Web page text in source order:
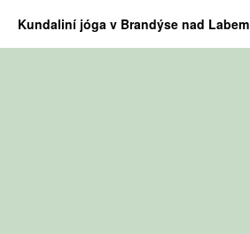
Kundaliní jóga v Brandýse nad Labem